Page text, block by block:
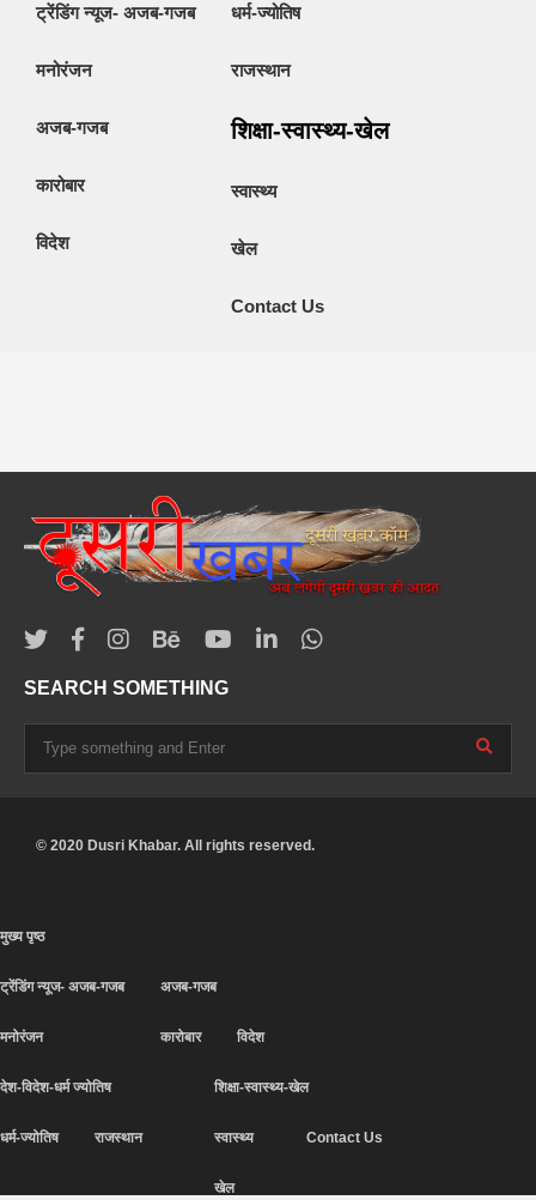
ट्रेंडिंग न्यूज- अजब-गजब
मनोरंजन
अजब-गजब
कारोबार
विदेश
धर्म-ज्योतिष
राजस्थान
शिक्षा-स्वास्थ्य-खेल
स्वास्थ्य
खेल
Contact Us
SEARCH SOMETHING
© 2020 Dusri Khabar. All rights reserved.
मुख्य पृष्ठ
ट्रेंडिंग न्यूज- अजब-गजब
मनोरंजन
अजब-गजब
कारोबार विदेश
देश-विदेश-धर्म ज्योतिष
धर्म-ज्योतिष राजस्थान
शिक्षा-स्वास्थ्य-खेल
स्वास्थ्य
खेल
Contact Us